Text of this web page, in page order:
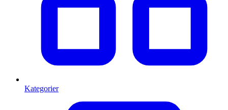
Kategorier